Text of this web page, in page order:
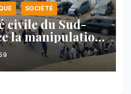
SOCIÉTÉ
civile du Sud-
la manipulation
par